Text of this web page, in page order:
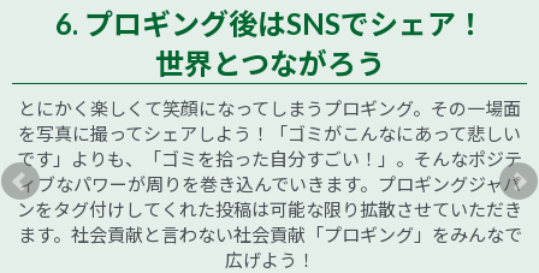
6. プロギング後はSNSでシェア！
世界とつながろう
とにかく楽しくて笑顔になってしまうプロギング。その一場面
を写真に撮ってシェアしよう！「ゴミがこんなにあって悲しい
です」よりも、「ゴミを拾った自分すごい！」。そんなポジテ
ィブなパワーが周りを巻き込んでいきます。プロギングジャパ
ンをタグ付けしてくれた投稿は可能な限り拡散させていただき
ます。社会貢献と言わない社会貢献「プロギング」をみんなで
広げよう！